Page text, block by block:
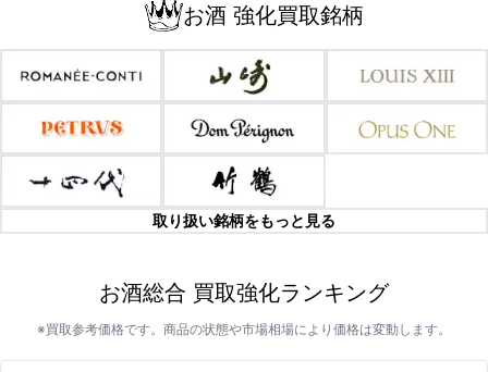
お酒 強化買取銘柄
取り扱い銘柄をもっと見る
お酒総合 買取強化ランキング
※買取参考価格です。商品の状態や市場相場により価格は変動します。